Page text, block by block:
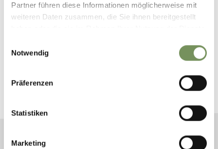
Partner führen diese Informationen möglicherweise mit
weiteren Daten zusammen, die Sie ihnen bereitgestellt
Notwendig
Präferenzen
Statistiken
Marketing
RÉSERVEZ VOS VACANCES À
MERANO
Planifiez maintenant sans obligation vos vacances
ARRIVÉE